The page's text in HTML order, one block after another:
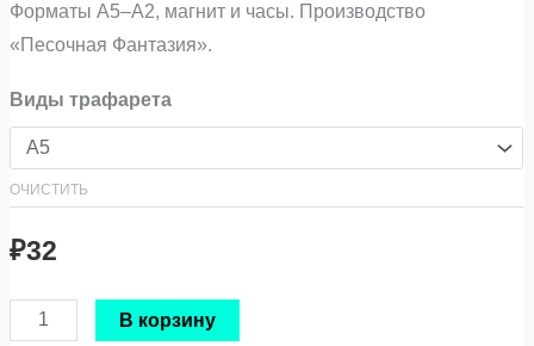
Форматы A5–A2, магнит и часы. Производство
«Песочная Фантазия».
Виды трафарета
ОЧИСТИТЬ
₽32
В корзину